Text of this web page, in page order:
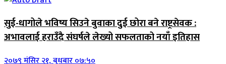
सुई-धागोले भविष्य सिउने बुवाका दुई छोरा बने राष्ट्रसेवक :
अभावलाई हराउँदै संघर्षले लेख्यो सफलताको नयाँ इतिहास
२०७९ मंसिर २१, बुधबार ०७:५०